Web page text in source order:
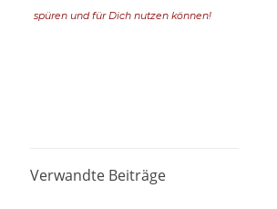
spüren und für Dich nutzen können!
Verwandte Beiträge